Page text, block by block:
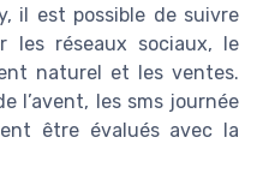
il est possible de suivre
les réseaux sociaux, le
naturel et les ventes.
l’avent, les sms journée
être évalués avec la